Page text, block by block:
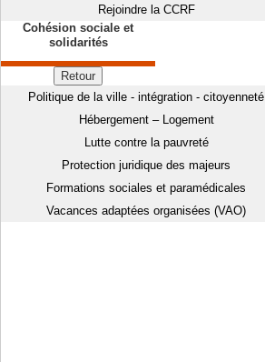
Rejoindre la CCRF
Cohésion sociale et
solidarités
Retour
Politique de la ville - intégration - citoyenneté
Hébergement – Logement
Lutte contre la pauvreté
Protection juridique des majeurs
Formations sociales et paramédicales
Vacances adaptées organisées (VAO)